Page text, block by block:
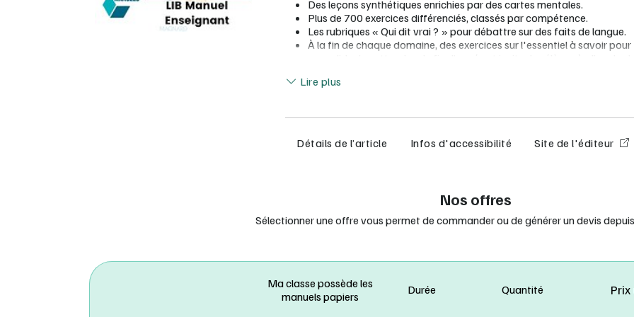
Des leçons synthétiques enrichies par des cartes mentales.
Plus de 700 exercices différenciés, classés par compétence.
Les rubriques « Qui dit vrai ? » pour débattre sur des faits de langue.
À la fin de chaque domaine, des exercices sur l'essentiel à savoir pour
consolider les attendus de fin d’année et inciter les élèves à aller plus
Le + classe équipée* :
les diaporamas à vidéoprojeter pour faciliter la mise en œuvre
les cartes mentales à vidéoprojeter en complément des « Je
Lire plus
Détails de l’article Infos d'accessibilité Site de l'éditeur
Nos offres
Sélectionner une offre vous permet de commander ou de générer un devis
Ma classe possède les
manuels papiers
Durée Quantité